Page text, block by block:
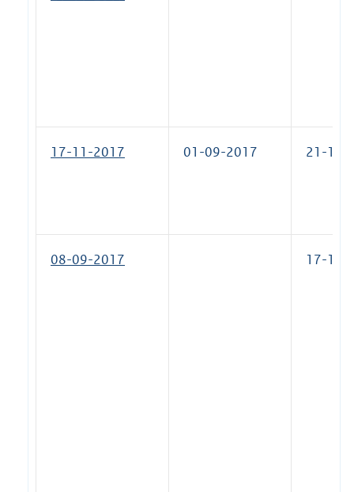
17-11-2017 01-09-2017 21-11-
08-09-2017 17-11-